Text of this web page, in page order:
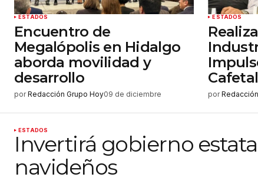
ESTADOS
Encuentro de
Megalópolis en Hidalgo
aborda movilidad y
desarrollo
por Redacción Grupo Hoy09 de diciembre
ESTADOS
por
ESTADOS
Invertirá gobierno
navideños